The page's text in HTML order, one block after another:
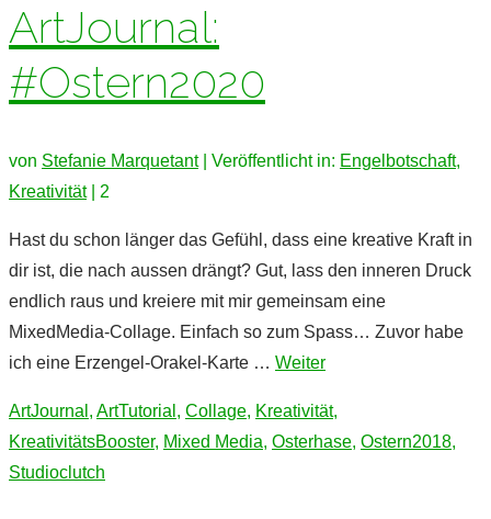
ArtJournal:
#Ostern2020
von Stefanie Marquetant| Veröffentlicht in: Engelbotschaft,
Kreativität
2
Hast du schon länger das Gefühl, dass eine kreative Kraft in
dir ist, die nach aussen drängt? Gut, lass den inneren Druck
endlich raus und kreiere mit mir gemeinsam eine
MixedMedia-Collage. Einfach so zum Spass… Zuvor habe
ich eine Erzengel-Orakel-Karte … Weiter
ArtJournal , ArtTutorial , Collage, Kreativität,
KreativitätsBooster, Mixed Media, Osterhase, Ostern2018,
Studioclutch